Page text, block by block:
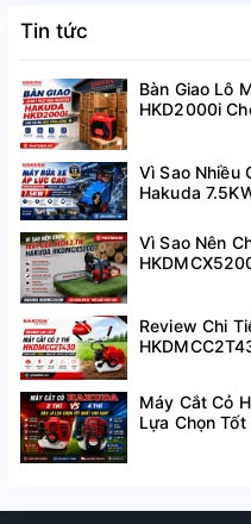
Tin tức
Bàn Giao Lô
HKD2000i
Vì Sao Nhiều
Hakuda
Vì Sao Nên
Review Chi
Máy Cắt Cỏ
Lựa Chọn Tốt